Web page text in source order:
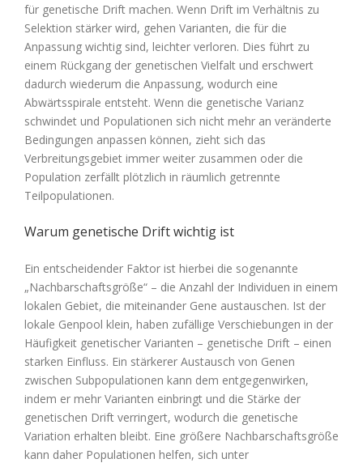
für genetische Drift machen. Wenn Drift im Verhältnis zu
Selektion stärker wird, gehen Varianten, die für die
Anpassung wichtig sind, leichter verloren. Dies führt zu
einem Rückgang der genetischen Vielfalt und erschwert
dadurch wiederum die Anpassung, wodurch eine
Abwärtsspirale entsteht. Wenn die genetische Varianz
schwindet und Populationen sich nicht mehr an veränderte
Bedingungen anpassen können, zieht sich das
Verbreitungsgebiet immer weiter zusammen oder die
Population zerfällt plötzlich in räumlich getrennte
Teilpopulationen.
Warum genetische Drift wichtig ist
Ein entscheidender Faktor ist hierbei die sogenannte
„Nachbarschaftsgröße“ – die Anzahl der Individuen in einem
lokalen Gebiet, die miteinander Gene austauschen. Ist der
lokale Genpool klein, haben zufällige Verschiebungen in der
Häufigkeit genetischer Varianten – genetische Drift – einen
starken Einfluss. Ein stärkerer Austausch von Genen
zwischen Subpopulationen kann dem entgegenwirken,
indem er mehr Varianten einbringt und die Stärke der
genetischen Drift verringert, wodurch die genetische
Variation erhalten bleibt. Eine größere Nachbarschaftsgröße
kann daher Populationen helfen, sich unter